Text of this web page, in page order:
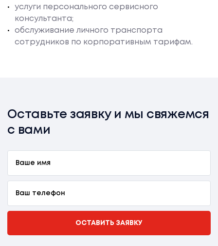
услуги персонального сервисного
консультанта;
обслуживание личного транспорта
сотрудников по корпоративным тарифам.
Оставьте заявку и мы свяжемся
с вами
ОСТАВИТЬ ЗАЯВКУ